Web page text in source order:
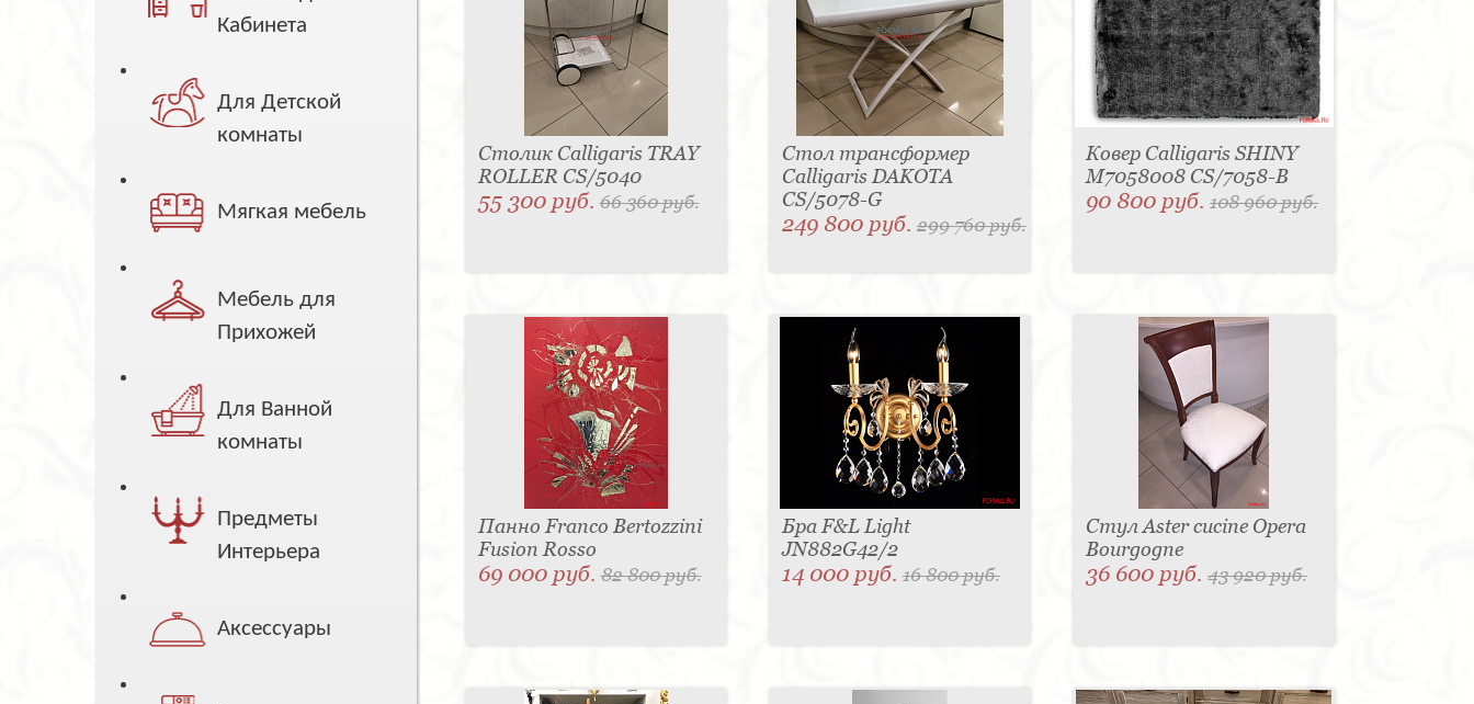
Кабинета
Для Детской
комнаты
Мягкая мебель
Мебель для
Прихожей
Для Ванной
комнаты
Предметы
Интерьера
Аксессуары
Столик Calligaris TRAY
ROLLER CS/5040
55 300 руб.66 360 руб.
Стол трансформер
Calligaris DAKOTA
CS/5078-G
249 800 руб. 299 760 руб.
Ковер Calligaris SHINY
M7058008 CS/7058-B
90 800 руб.108 960 руб.
Панно Franco Bertozzini
Fusion Rosso
69 000 руб.82 800 руб.
Бра F&L Light
JN882G42/2
14 000 руб. 16 800 руб.
Стул Aster cucine Opera
Bourgogne
36 600 руб.43 920 руб.